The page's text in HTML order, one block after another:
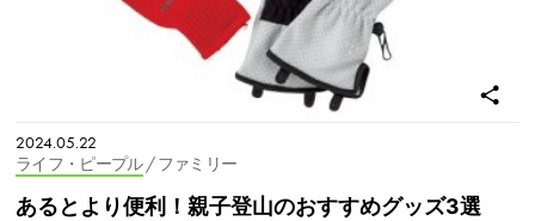
2024.05.22
ライフ・ピープル/ ファミリー
あるとより便利！親子登山のおすすめグッズ3選